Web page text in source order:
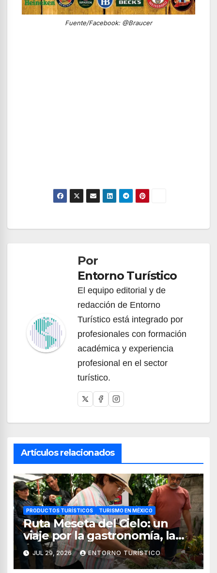
Fuente/Facebook: @Braucer
Navegación
entradasPor
Entorno Turístico
El equipo editorial y de
redacción de Entorno
Turístico está integrado por
profesionales con formación
académica y experiencia
profesional en el sector
turístico.
Artículos relacionados
PRODUCTOS TURÍSTICOS TURISMO EN MÉXICO
Ruta Meseta del Cielo: un
viaje por la gastronomía, la
cultura y los paisajes de
Nayarit
JUL 29, 2026 ENTORNO TURÍSTICO